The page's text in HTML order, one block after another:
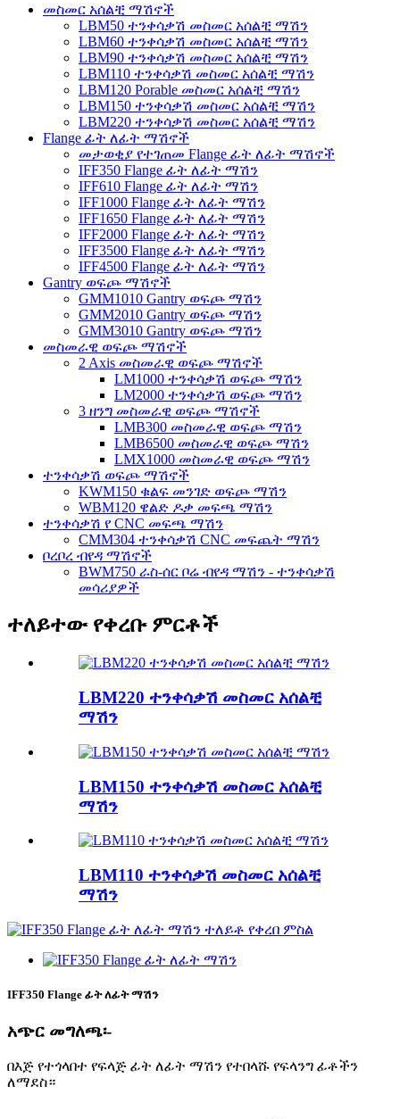
መስመር አሰልቺ ማሽኖች
LBM50 ተንቀሳቃሽ መስመር አሰልቺ ማሽን
LBM60 ተንቀሳቃሽ መስመር አሰልቺ ማሽን
LBM90 ተንቀሳቃሽ መስመር አሰልቺ ማሽን
LBM110 ተንቀሳቃሽ መስመር አሰልቺ ማሽን
LBM120 Porable መስመር አሰልቺ ማሽን
LBM150 ተንቀሳቃሽ መስመር አሰልቺ ማሽን
LBM220 ተንቀሳቃሽ መስመር አሰልቺ ማሽን
Flange ፊት ለፊት ማሽኖች
መታወቂያ የተገጠመ Flange ፊት ለፊት ማሽኖች
IFF350 Flange ፊት ለፊት ማሽን
IFF610 Flange ፊት ለፊት ማሽን
IFF1000 Flange ፊት ለፊት ማሽን
IFF1650 Flange ፊት ለፊት ማሽን
IFF2000 Flange ፊት ለፊት ማሽን
IFF3500 Flange ፊት ለፊት ማሽን
IFF4500 Flange ፊት ለፊት ማሽን
Gantry ወፍጮ ማሽኖች
GMM1010 Gantry ወፍጮ ማሽን
GMM2010 Gantry ወፍጮ ማሽን
GMM3010 Gantry ወፍጮ ማሽን
መስመራዊ ወፍጮ ማሽኖች
2 Axis መስመራዊ ወፍጮ ማሽኖች
LM1000 ተንቀሳቃሽ ወፍጮ ማሽን
LM2000 ተንቀሳቃሽ ወፍጮ ማሽን
3 ዘንግ መስመራዊ ወፍጮ ማሽኖች
LMB300 መስመራዊ ወፍጮ ማሽን
LMB6500 መስመራዊ ወፍጮ ማሽን
LMX1000 መስመራዊ ወፍጮ ማሽን
ተንቀሳቃሽ ወፍጮ ማሽኖች
KWM150 ቁልፍ መንገድ ወፍጮ ማሽን
WBM120 ዌልድ ዶቃ መፍጫ ማሽን
ተንቀሳቃሽ የ CNC መፍጫ ማሽን
CMM304 ተንቀሳቃሽ CNC መፍጨት ማሽን
ቦረቦረ ብየዳ ማሽኖች
BWM750 ራስ-ሰር ቦሬ ብየዳ ማሽን - ተንቀሳቃሽ
መሳሪያዎች
ተለይተው የቀረቡ ምርቶች
LBM220 ተንቀሳቃሽ መስመር አሰልቺ
ማሽን
LBM150 ተንቀሳቃሽ መስመር አሰልቺ
ማሽን
LBM110 ተንቀሳቃሽ መስመር አሰልቺ
ማሽን
IFF350 Flange ፊት ለፊት ማሽን
አጭር መግለጫ፡-
በእጅ የተጎላበተ የፍላጅ ፊት ለፊት ማሽን የተበላሹ የፍላንግ ፊቶችን
ለማደስ።